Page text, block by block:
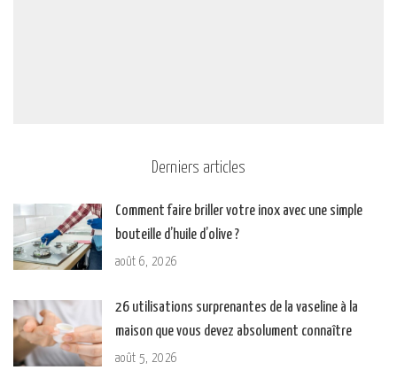
Derniers articles
Comment faire briller votre inox avec une simple
bouteille d’huile d’olive ?
août 6, 2026
26 utilisations surprenantes de la vaseline à la
maison que vous devez absolument connaître
août 5, 2026